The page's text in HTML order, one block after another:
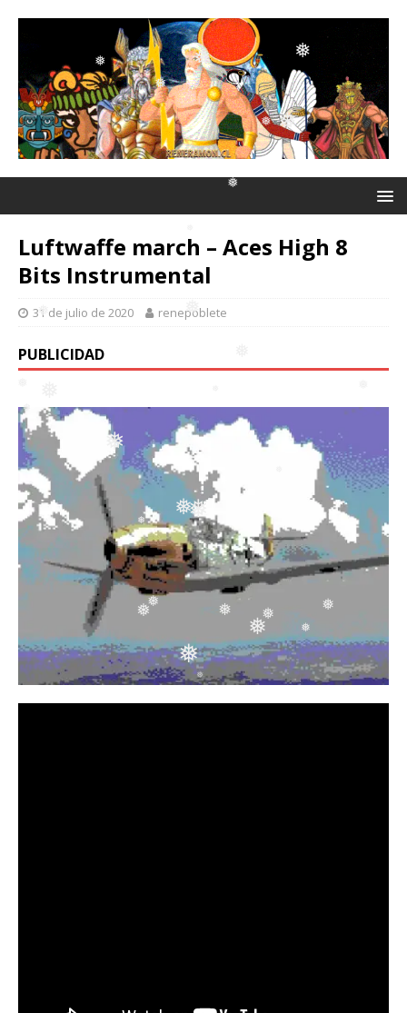
❅❅
❅
❅ ❅
❅
❅ ❅
❅
❅
❅ ❅
❅
❅
❅
❅
❅
❅
❅
❅
Luftwaffe march – Aces High 8
Bits Instrumental
31 de julio de 2020 renepoblete
PUBLICIDAD